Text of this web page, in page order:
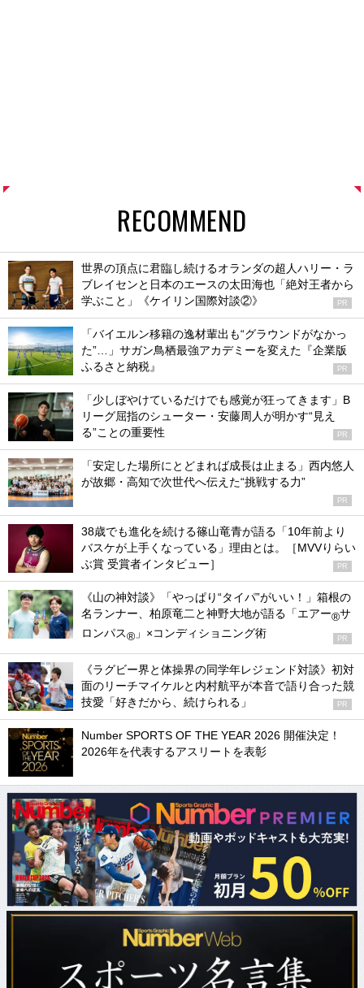
RECOMMEND
世界の頂点に君臨し続けるオランダの超人ハリー・ラ
ブレイセンと日本のエースの太田海也「絶対王者から
学ぶこと」《ケイリン国際対談②》
PR
「バイエルン移籍の逸材輩出も“グラウンドがなかっ
た”…」サガン鳥栖最強アカデミーを変えた『企業版
ふるさと納税』
PR
「少しぼやけているだけでも感覚が狂ってきます」B
リーグ屈指のシューター・安藤周人が明かす“見え
る”ことの重要性
PR
「安定した場所にとどまれば成長は止まる」西内悠人
が故郷・高知で次世代へ伝えた“挑戦する力”
PR
38歳でも進化を続ける篠山竜青が語る「10年前より
バスケが上手くなっている」理由とは。［MVVりらい
ぶ賞 受賞者インタビュー］
PR
《山の神対談》「やっぱり“タイパ”がいい！」箱根の
名ランナー、柏原竜二と神野大地が語る「エアー®サ
ロンパス® 」×コンディショニング術 PR
《ラグビー界と体操界の同学年レジェンド対談》初対
面のリーチマイケルと内村航平が本音で語り合った競
技愛「好きだから、続けられる」
PR
Number SPORTS OF THE YEAR 2026 開催決定！
2026年を代表するアスリートを表彰